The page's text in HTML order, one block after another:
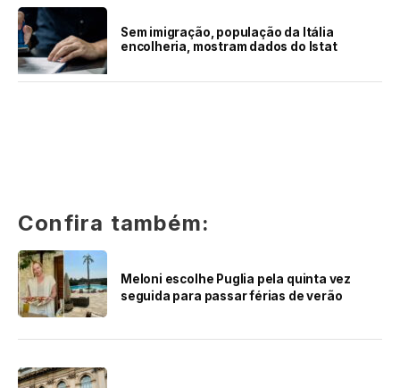
Sem imigração, população da Itália
encolheria, mostram dados do Istat
Confira também:
Meloni escolhe Puglia pela quinta vez
seguida para passar férias de verão